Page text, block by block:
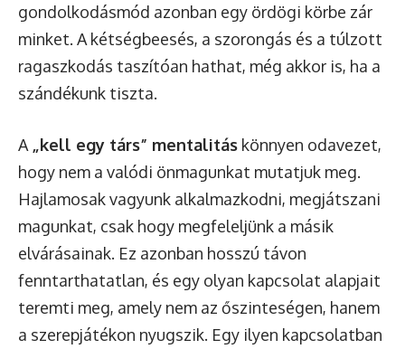
gondolkodásmód azonban egy ördögi körbe zár
minket. A kétségbeesés, a szorongás és a túlzott
ragaszkodás taszítóan hathat, még akkor is, ha a
szándékunk tiszta.
A „kell egy társ” mentalitás könnyen odavezet,
hogy nem a valódi önmagunkat mutatjuk meg.
Hajlamosak vagyunk alkalmazkodni, megjátszani
magunkat, csak hogy megfeleljünk a másik
elvárásainak. Ez azonban hosszú távon
fenntarthatatlan, és egy olyan kapcsolat alapjait
teremti meg, amely nem az őszinteségen, hanem
a szerepjátékon nyugszik. Egy ilyen kapcsolatban